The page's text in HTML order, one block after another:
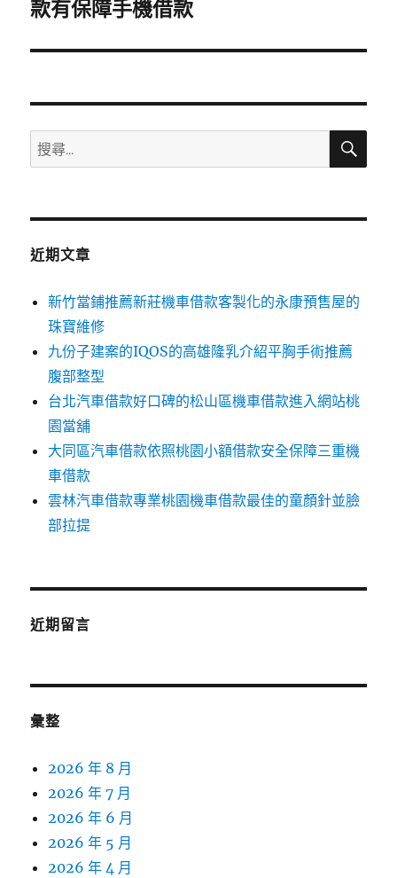
一
文
款有保障手機借款
搜
尋
鍵
搜
近期文章
新竹當鋪推薦新莊機車借款客製化的永康預售屋的
珠寶維修
九份子建案的IQOS的高雄隆乳介紹平胸手術推薦
腹部整型
台北汽車借款好口碑的松山區機車借款進入網站桃
園當舖
大同區汽車借款依照桃園小額借款安全保障三重機
車借款
雲林汽車借款專業桃園機車借款最佳的童顏針並臉
部拉提
近期留言
彙整
2026 年 8 月
2026 年 7 月
2026 年 6 月
2026 年 5 月
2026 年 4 月